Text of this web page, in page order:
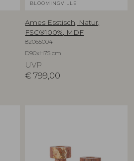
BLOOMINGVILLE
Ames Esstisch, Natur,
FSC®100%, MDF
82065004
D90xH75 cm
UVP
€ 799,00